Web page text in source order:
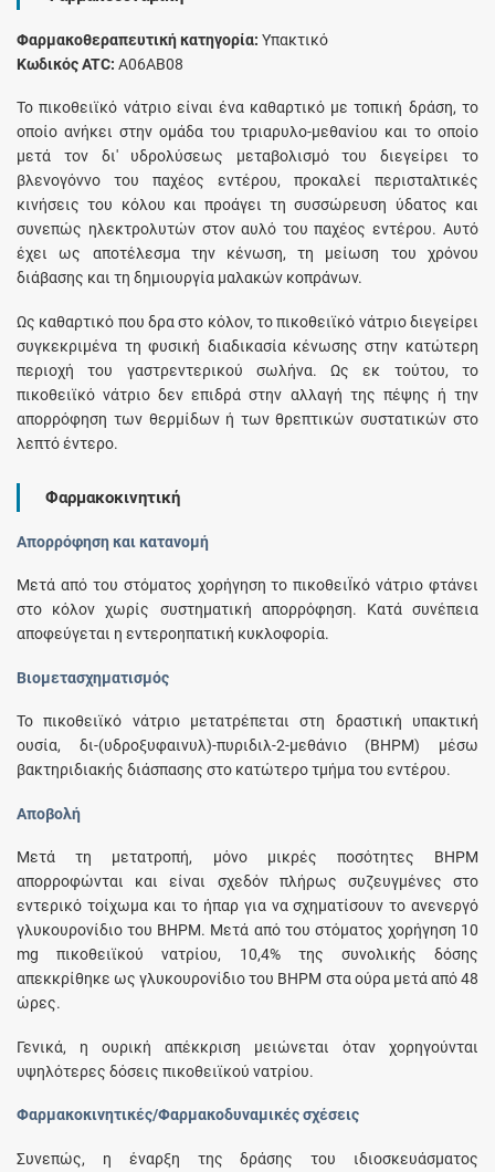
Φαρμακοθεραπευτική κατηγορία: Υπακτικό
Κωδικός ATC: A06AB08
Το πικοθειϊκό νάτριο είναι ένα καθαρτικό με τοπική δράση, το
οποίο ανήκει στην ομάδα του τριαρυλο-μεθανίου και το οποίο
μετά τον δι' υδρολύσεως μεταβολισμό του διεγείρει το
βλενογόννο του παχέος εντέρου, προκαλεί περισταλτικές
κινήσεις του κόλου και προάγει τη συσσώρευση ύδατος και
συνεπώς ηλεκτρολυτών στον αυλό του παχέος εντέρου. Αυτό
έχει ως αποτέλεσμα την κένωση, τη μείωση του χρόνου
διάβασης και τη δημιουργία μαλακών κοπράνων.
Ως καθαρτικό που δρα στο κόλον, το πικοθειϊκό νάτριο διεγείρει
συγκεκριμένα τη φυσική διαδικασία κένωσης στην κατώτερη
περιοχή του γαστρεντερικού σωλήνα. Ως εκ τούτου, το
πικοθειϊκό νάτριο δεν επιδρά στην αλλαγή της πέψης ή την
απορρόφηση των θερμίδων ή των θρεπτικών συστατικών στο
λεπτό έντερο.
Φαρμακοκινητική
Απορρόφηση και κατανομή
Μετά από του στόματος χορήγηση το πικοθειΪκό νάτριο φτάνει
στο κόλον χωρίς συστηματική απορρόφηση. Κατά συνέπεια
αποφεύγεται η εντεροηπατική κυκλοφορία.
Βιομετασχηματισμός
Το πικοθειϊκό νάτριο μετατρέπεται στη δραστική υπακτική
ουσία, δι-(υδροξυφαινυλ)-πυριδιλ-2-μεθάνιο (BHPM) μέσω
βακτηριδιακής διάσπασης στο κατώτερο τμήμα του εντέρου.
Αποβολή
Μετά τη μετατροπή, μόνο μικρές ποσότητες BHPM
απορροφώνται και είναι σχεδόν πλήρως συζευγμένες στο
εντερικό τοίχωμα και το ήπαρ για να σχηματίσουν το ανενεργό
γλυκουρονίδιο του BHPM. Μετά από του στόματος χορήγηση 10
mg πικοθειϊκού νατρίου, 10,4% της συνολικής δόσης
απεκκρίθηκε ως γλυκουρονίδιο του BHPM στα ούρα μετά από 48
ώρες.
Γενικά, η ουρική απέκκριση μειώνεται όταν χορηγούνται
υψηλότερες δόσεις πικοθειϊκού νατρίου.
Φαρμακοκινητικές/Φαρμακοδυναμικές σχέσεις
Συνεπώς, η έναρξη της δράσης του ιδιοσκευάσματος